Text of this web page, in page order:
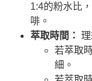
1:4的粉水比
啡。
萃取時間：
若萃取
細。